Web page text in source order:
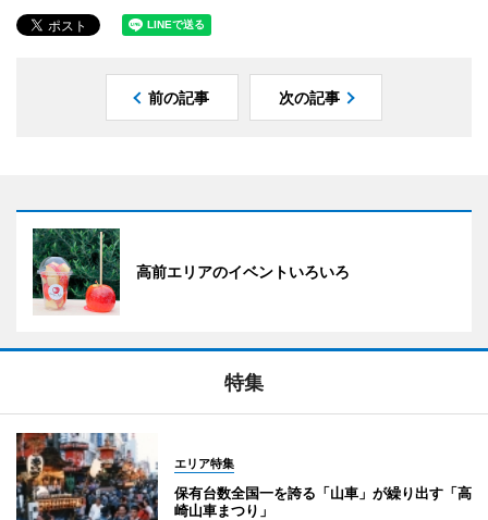
前の記事 次の記事
高前エリアのイベントいろいろ
特集
エリア特集
保有台数全国一を誇る「山車」が繰り出す「高
崎山車まつり」